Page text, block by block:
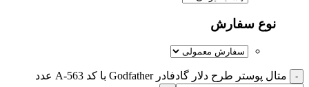
نوع سفارش
متال پوستر طرح دلار گادفادر Godfather با کد A-563 عدد